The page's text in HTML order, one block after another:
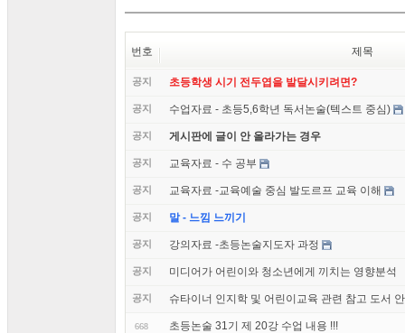
번호 제목
공지 초등학생 시기 전두엽을 발달시키려면?
공지 수업자료 - 초등5,6학년 독서논술(텍스트 중심)
공지 게시판에 글이 안 올라가는 경우
공지 교육자료 - 수 공부
공지 교육자료 -교육예술 중심 발도르프 교육 이해
공지 말 - 느낌 느끼기
공지 강의자료 -초등논술지도자 과정
공지 미디어가 어린이와 청소년에게 끼치는 영향분석
공지 슈타이너 인지학 및 어린이교육 관련 참고 도서
668 초등논술 31기 제 20강 수업 내용 !!!